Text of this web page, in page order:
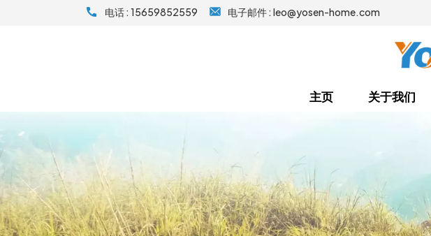
电话 : 15659852559 电子邮件 : leo@yosen-home.com
主页 关于我们